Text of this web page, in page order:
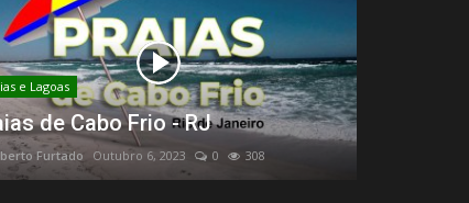
e Lagoas
de Cabo Frio - RJ
Furtado Outubro 6, 2023 0 308